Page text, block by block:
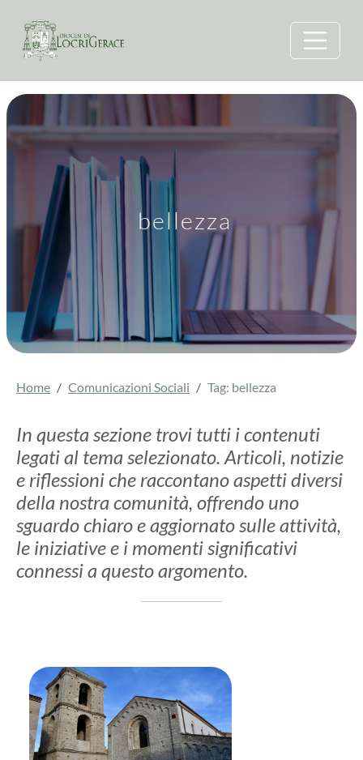
bellezza
Home Comunicazioni Sociali Tag: bellezza
In questa sezione trovi tutti i contenuti
legati al tema selezionato. Articoli, notizie
e riflessioni che raccontano aspetti diversi
della nostra comunità, offrendo uno
sguardo chiaro e aggiornato sulle attività,
le iniziative e i momenti significativi
connessi a questo argomento.